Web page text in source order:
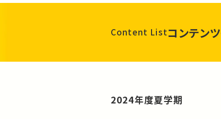
Content Listコンテン
2024年度夏学期